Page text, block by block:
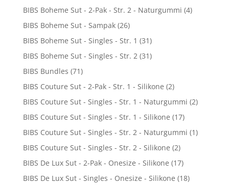
BIBS Boheme Sut - 2-Pak - Str. 2 - Naturgummi (4)
BIBS Boheme Sut - Sampak (26)
BIBS Boheme Sut - Singles - Str. 1 (31)
BIBS Boheme Sut - Singles - Str. 2 (31)
BIBS Bundles (71)
BIBS Couture Sut - 2-Pak - Str. 1 - Silikone (2)
BIBS Couture Sut - Singles - Str. 1 - Naturgummi (2)
BIBS Couture Sut - Singles - Str. 1 - Silikone (17)
BIBS Couture Sut - Singles - Str. 2 - Naturgummi (1)
BIBS Couture Sut - Singles - Str. 2 - Silikone (2)
BIBS De Lux Sut - 2-Pak - Onesize - Silikone (17)
BIBS De Lux Sut - Singles - Onesize - Silikone (18)